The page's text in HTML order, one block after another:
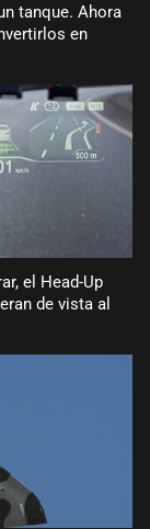
tanque. Ahora
en
el Head-Up
de vista al